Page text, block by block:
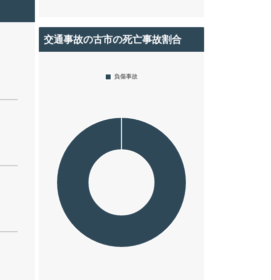
交通事故の古市の死亡事故割合